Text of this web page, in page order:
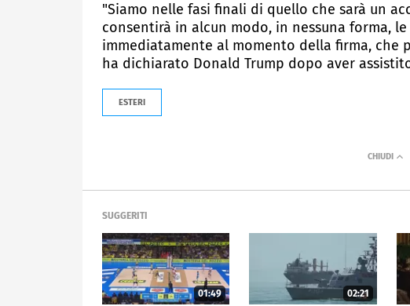
"Siamo nelle fasi finali di quello che sarà un
consentirà in alcun modo, in nessuna forma,
immediatamente al momento della firma, che
ha dichiarato Donald Trump dopo aver
ESTERI
SUGGERITI
01:49 02:21